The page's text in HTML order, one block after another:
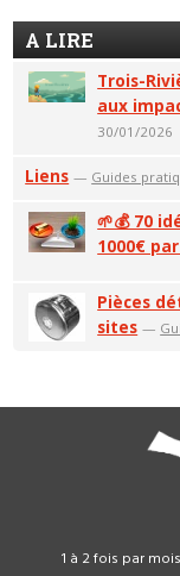
A LIRE
Trois-
aux
30/01/2026
Liens — Guides
🌱💰 70
1000€
Pièces
sites —
1 à 2 fois par